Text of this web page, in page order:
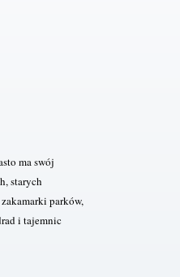
ma swój
starych
parków,
i tajemnic